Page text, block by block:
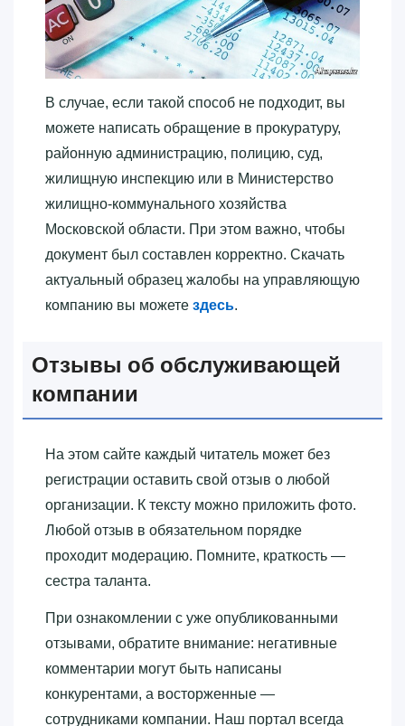
В случае, если такой способ не подходит, вы
можете написать обращение в прокуратуру,
районную администрацию, полицию, суд,
жилищную инспекцию или в Министерство
жилищно-коммунального хозяйства
Московской области. При этом важно, чтобы
документ был составлен корректно. Скачать
актуальный образец жалобы на управляющую
компанию вы можете здесь.
Отзывы об обслуживающей
компании
На этом сайте каждый читатель может без
регистрации оставить свой отзыв о любой
организации. К тексту можно приложить фото.
Любой отзыв в обязательном порядке
проходит модерацию. Помните, краткость —
сестра таланта.
При ознакомлении с уже опубликованными
отзывами, обратите внимание: негативные
комментарии могут быть написаны
конкурентами, а восторженные —
сотрудниками компании. Наш портал всегда